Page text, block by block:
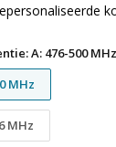
A: 476-500 MHz
MHz
MHz